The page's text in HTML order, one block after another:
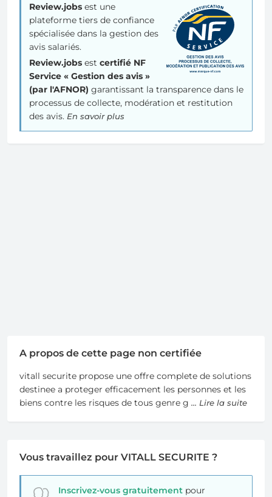
Review.jobs est une
plateforme tiers de confiance
spécialisée dans la gestion des
avis salariés.
Review.jobs est certifié NF
Service « Gestion des avis »
(par l'AFNOR) garantissant la transparence dans le
processus de collecte, modération et restitution
des avis. En savoir plus
A propos de cette page non certifiée
vitall securite propose une offre complete de solutions
destinee a proteger efficacement les personnes et les
biens contre les risques de tous genre g ... Lire la suite
Vous travaillez pour VITALL SECURITE ?
Inscrivez-vous gratuitementpour